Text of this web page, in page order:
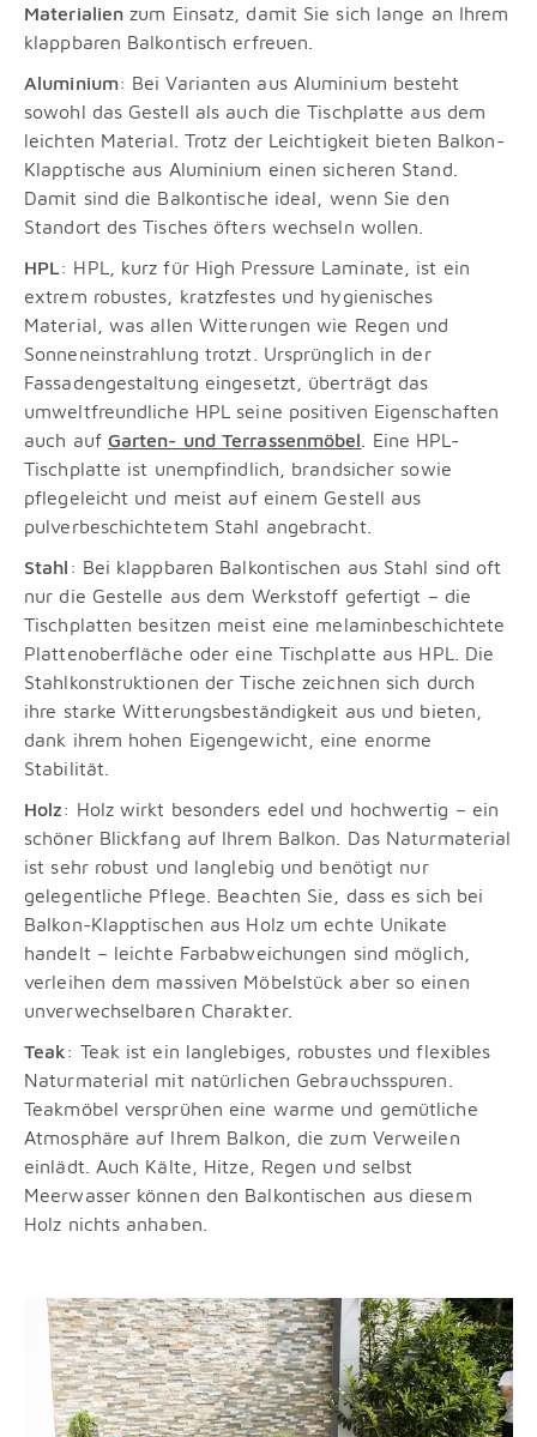
Materialien zum Einsatz, damit Sie sich lange an Ihrem
klappbaren Balkontisch erfreuen.
Aluminium: Bei Varianten aus Aluminium besteht
sowohl das Gestell als auch die Tischplatte aus dem
leichten Material. Trotz der Leichtigkeit bieten Balkon-
Klapptische aus Aluminium einen sicheren Stand.
Damit sind die Balkontische ideal, wenn Sie den
Standort des Tisches öfters wechseln wollen.
HPL: HPL, kurz für High Pressure Laminate, ist ein
extrem robustes, kratzfestes und hygienisches
Material, was allen Witterungen wie Regen und
Sonneneinstrahlung trotzt. Ursprünglich in der
Fassadengestaltung eingesetzt, überträgt das
umweltfreundliche HPL seine positiven Eigenschaften
auch auf Garten- und Terrassenmöbel . Eine HPL-
Tischplatte ist unempfindlich, brandsicher sowie
pflegeleicht und meist auf einem Gestell aus
pulverbeschichtetem Stahl angebracht.
Stahl : Bei klappbaren Balkontischen aus Stahl sind oft
nur die Gestelle aus dem Werkstoff gefertigt – die
Tischplatten besitzen meist eine melaminbeschichtete
Plattenoberfläche oder eine Tischplatte aus HPL. Die
Stahlkonstruktionen der Tische zeichnen sich durch
ihre starke Witterungsbeständigkeit aus und bieten,
dank ihrem hohen Eigengewicht, eine enorme
Stabilität.
Holz: Holz wirkt besonders edel und hochwertig – ein
schöner Blickfang auf Ihrem Balkon. Das Naturmaterial
ist sehr robust und langlebig und benötigt nur
gelegentliche Pflege. Beachten Sie, dass es sich bei
Balkon-Klapptischen aus Holz um echte Unikate
handelt – leichte Farbabweichungen sind möglich,
verleihen dem massiven Möbelstück aber so einen
unverwechselbaren Charakter.
Teak: Teak ist ein langlebiges, robustes und flexibles
Naturmaterial mit natürlichen Gebrauchsspuren.
Teakmöbel versprühen eine warme und gemütliche
Atmosphäre auf Ihrem Balkon, die zum Verweilen
einlädt. Auch Kälte, Hitze, Regen und selbst
Meerwasser können den Balkontischen aus diesem
Holz nichts anhaben.